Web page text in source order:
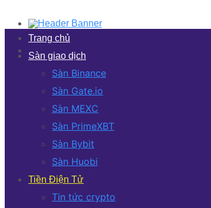
Trang chủ
Sàn giao dịch
Sàn Binance
Sàn Gate.io
Sàn MEXC
Sàn PrimeXBT
Sàn Bybit
Sàn Huobi
Tiền Điện Tử
Tin tức crypto